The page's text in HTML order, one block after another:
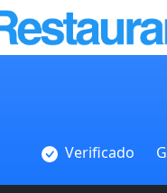
Verificado